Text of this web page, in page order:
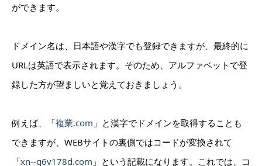
ができます。
ドメイン名は、日本語や漢字でも登録できますが、最終的に
URLは英語で表示されます。そのため、アルファベットで登
録した方が望ましいと覚えておきましょう。
例えば、「複業.com 」と漢字でドメインを取得することも
できますが、WEBサイトの裏側ではコードが変換されて
「xn--q6v178d.com 」という記載になります。これでは、コ